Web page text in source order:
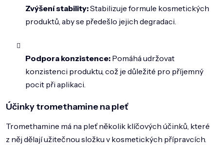
Zvýšení stability:Stabilizuje formule kosmetických
produktů, aby se předešlo jejich degradaci.
Podpora konzistence: Pomáhá udržovat
konzistenci produktu, což je důležité pro příjemný
pocit při aplikaci.
Účinky tromethamine na pleť
Tromethamine má na pleť několik klíčových účinků, které
z něj dělají užitečnou složku v kosmetických přípravcích.